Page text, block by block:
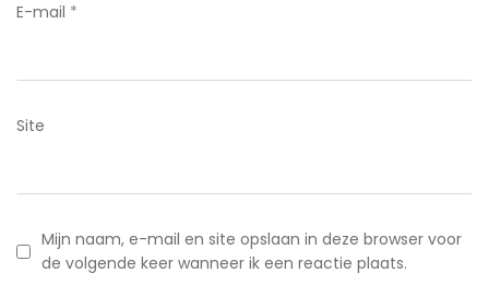
E-mail *
Site
Mijn naam, e-mail en site opslaan in deze browser voor
de volgende keer wanneer ik een reactie plaats.